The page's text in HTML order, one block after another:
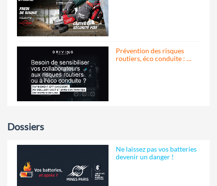
Prévention des risques
routiers, éco conduite : …
Dossiers
Ne laissez pas vos batteries
devenir un danger !